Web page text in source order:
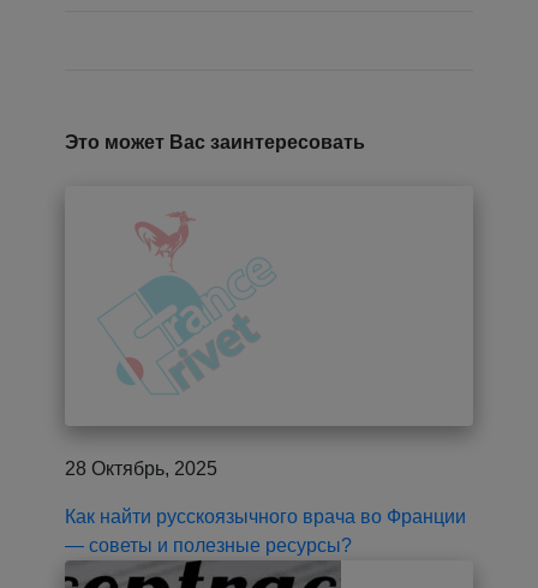
Это может Вас заинтересовать
28 Октябрь, 2025
Как найти русскоязычного врача во Франции
— советы и полезные ресурсы?